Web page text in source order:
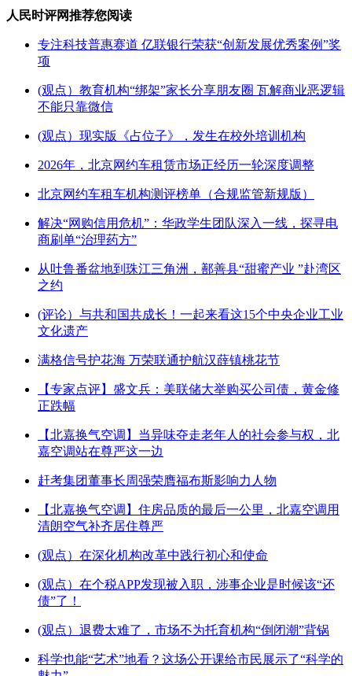
人民时评网推荐您阅读
专注科技普惠赛道 亿联银行荣获“创新发展优秀案例”奖
项
(观点）教育机构“绑架”家长分享朋友圈 瓦解商业恶逻辑
不能只靠微信
(观点）现实版《占位子》，发生在校外培训机构
2026年，北京网约车租赁市场正经历一轮深度调整
北京网约车租车机构测评榜单（合规监管新规版）
解决“网购信用危机”：华政学生团队深入一线，探寻电
商刷单“治理药方”
从吐鲁番盆地到珠江三角洲，鄯善县“甜蜜产业 ”赴湾区
之约
(评论）与共和国共成长！一起来看这15个中央企业工业
文化遗产
满格信号护花海 万荣联通护航汉薛镇桃花节
【专家点评】盛文兵：美联储大举购买公司债，黄金修
正跌幅
【北嘉换气空调】当异味夺走老年人的社会参与权，北
嘉空调站在尊严这一边
赶考集团董事长周强荣膺福布斯影响力人物
【北嘉换气空调】住房品质的最后一公里，北嘉空调用
清朗空气补齐居住尊严
(观点）在深化机构改革中践行初心和使命
(观点）在个税APP发现被入职，涉事企业是时候该“还
债”了！
(观点）退费太难了，市场不为托育机构“倒闭潮”背锅
科学也能“艺术”地看？这场公开课给市民展示了“科学的